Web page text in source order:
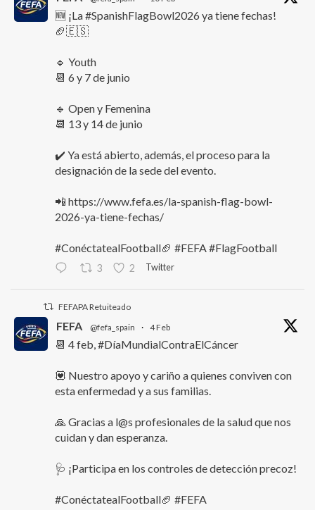
🆕 ¡La #SpanishFlagBowl2026 ya tiene fechas!
🏈🇪🇸
🔹 Youth
📆 6 y 7 de junio
🔹 Open y Femenina
📆 13 y 14 de junio
✔️ Ya está abierto, además, el proceso para la
designación de la sede del evento.
📲 https://www.fefa.es/la-spanish-flag-bowl-
2026-ya-tiene-fechas/
#ConéctatealFootball🏈 #FEFA #FlagFootball
3 2 Twitter
FEFAPA Retuiteado
FEFA @fefa_spain · 4 Feb
📆 4 feb, #DíaMundialContraElCáncer
💟 Nuestro apoyo y cariño a quienes conviven con
esta enfermedad y a sus familias.
🙏 Gracias a l@s profesionales de la salud que nos
cuidan y dan esperanza.
🩺 ¡Participa en los controles de detección precoz!
#ConéctatealFootball🏈 #FEFA